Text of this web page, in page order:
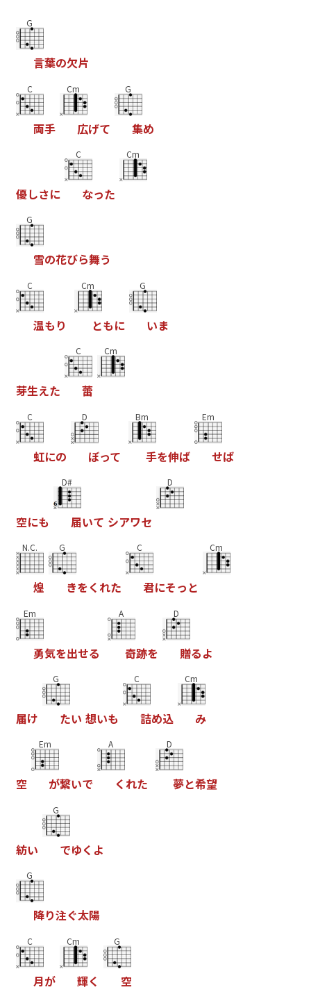
G
言葉の欠片
C
両手
Cm
広げて
G
集め
優しさに
C
なった
Cm
G
雪の花びら舞う
C
温もり
Cm
ともに
G
いま
芽生えた
C
蕾
Cm
C
虹にの
D
ぼって
Bm
手を伸ば
Em
せば
空にも
D#
届いて シアワセ
D
N.C.
煌
G
きをく れた
C
君にそっ と
Cm
Em
勇気を出せる
A
奇跡を
D
贈るよ
届け
G
たい 想いも
C
詰め込
Cm
み
空
Em
が繋いで
A
く れた
D
夢と希望
紡い
G
でゆく よ
G
降り注ぐ太陽
C
月が
Cm
輝く
G
空